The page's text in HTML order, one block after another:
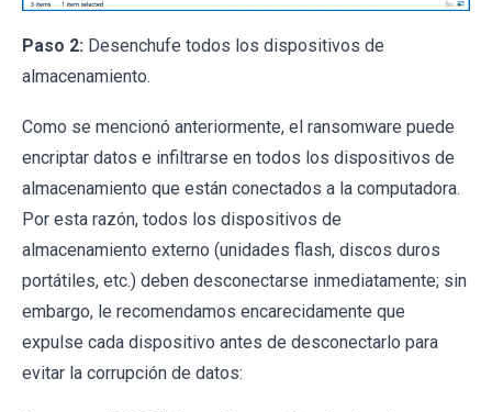
Paso 2: Desenchufe todos los dispositivos de
almacenamiento.
Como se mencionó anteriormente, el ransomware puede
encriptar datos e infiltrarse en todos los dispositivos de
almacenamiento que están conectados a la computadora.
Por esta razón, todos los dispositivos de
almacenamiento externo (unidades flash, discos duros
portátiles, etc.) deben desconectarse inmediatamente; sin
embargo, le recomendamos encarecidamente que
expulse cada dispositivo antes de desconectarlo para
evitar la corrupción de datos: